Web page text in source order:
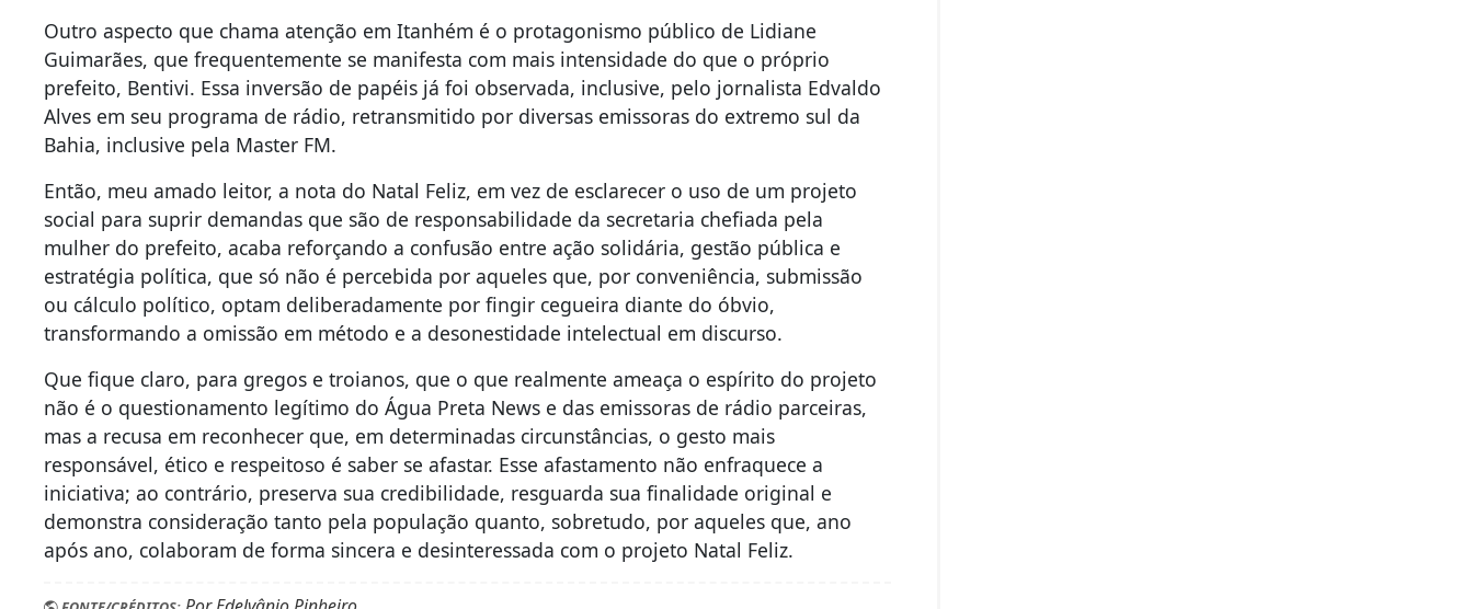
Outro aspecto que chama atenção em Itanhém é o protagonismo público de Lidiane
Guimarães, que frequentemente se manifesta com mais intensidade do que o próprio
prefeito, Bentivi. Essa inversão de papéis já foi observada, inclusive, pelo jornalista Edvaldo
Alves em seu programa de rádio, retransmitido por diversas emissoras do extremo sul da
Bahia, inclusive pela Master FM.
Então, meu amado leitor, a nota do Natal Feliz, em vez de esclarecer o uso de um projeto
social para suprir demandas que são de responsabilidade da secretaria chefiada pela
mulher do prefeito, acaba reforçando a confusão entre ação solidária, gestão pública e
estratégia política, que só não é percebida por aqueles que, por conveniência, submissão
ou cálculo político, optam deliberadamente por fingir cegueira diante do óbvio,
transformando a omissão em método e a desonestidade intelectual em discurso.
Que fique claro, para gregos e troianos, que o que realmente ameaça o espírito do projeto
não é o questionamento legítimo do Água Preta News e das emissoras de rádio parceiras,
mas a recusa em reconhecer que, em determinadas circunstâncias, o gesto mais
responsável, ético e respeitoso é saber se afastar. Esse afastamento não enfraquece a
iniciativa; ao contrário, preserva sua credibilidade, resguarda sua finalidade original e
demonstra consideração tanto pela população quanto, sobretudo, por aqueles que, ano
após ano, colaboram de forma sincera e desinteressada com o projeto Natal Feliz.